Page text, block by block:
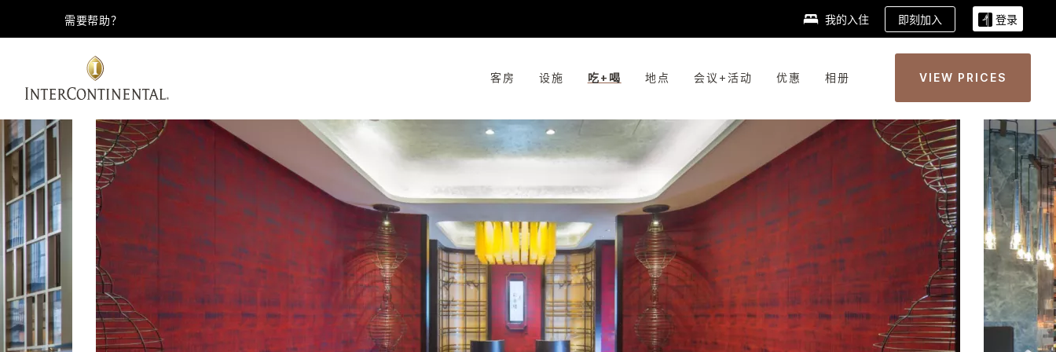
需要帮助？ 我的入住 即刻加入 登录
客房 设施 吃+喝 地点 会议+活动 优惠 相册 VIEW PRICES